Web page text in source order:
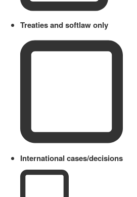
Treaties and softlaw only
International cases/decisions